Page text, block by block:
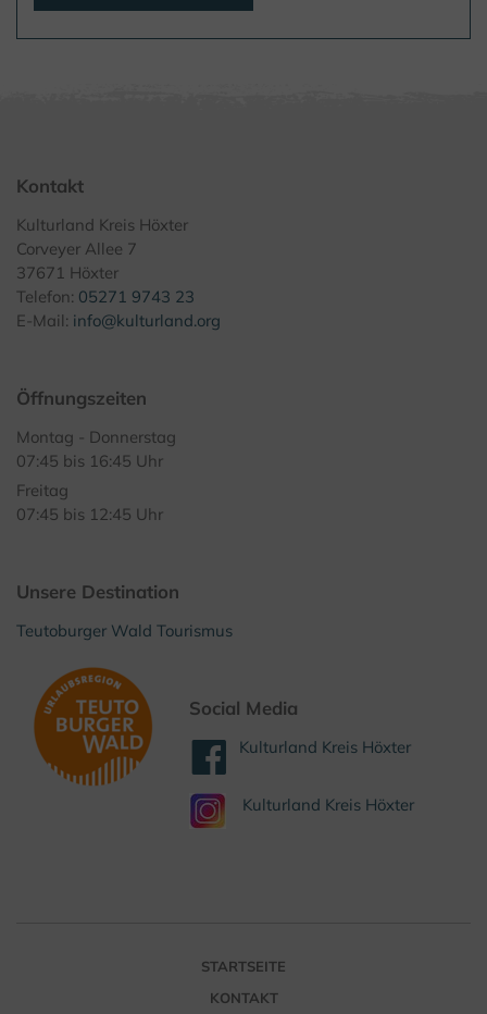
Kontakt
Kulturland Kreis Höxter
Corveyer Allee 7
37671 Höxter
Telefon: 05271 9743 23
E-Mail: info@kulturland.org
Öffnungszeiten
Montag - Donnerstag
07:45 bis 16:45 Uhr
Freitag
07:45 bis 12:45 Uhr
Unsere Destination
Teutoburger Wald Tourismus
Social Media
Kulturland Kreis Höxter
Kulturland Kreis Höxter
STARTSEITE
KONTAKT